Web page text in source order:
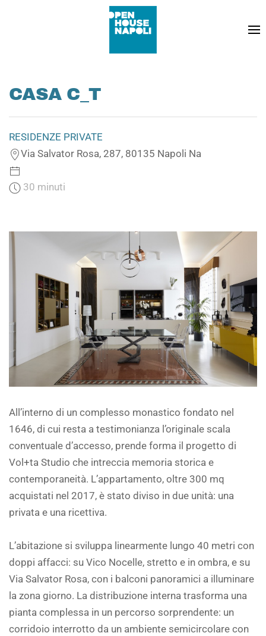
CASA C_T
RESIDENZE PRIVATE
Via Salvator Rosa, 287, 80135 Napoli Na
30 minuti
All’interno di un complesso monastico fondato nel
1646, di cui resta a testimonianza l’originale scala
conventuale d’accesso, prende forma il progetto di
Vol+ta Studio che intreccia memoria storica e
contemporaneità. L’appartamento, oltre 300 mq
acquistati nel 2017, è stato diviso in due unità: una
privata e una ricettiva.
L’abitazione si sviluppa linearmente lungo 40 metri con
doppi affacci: su Vico Nocelle, stretto e in ombra, e su
Via Salvator Rosa, con i balconi panoramici a illuminare
la zona giorno. La distribuzione interna trasforma una
pianta complessa in un percorso sorprendente: un
corridoio interrotto da un ambiente semicircolare con